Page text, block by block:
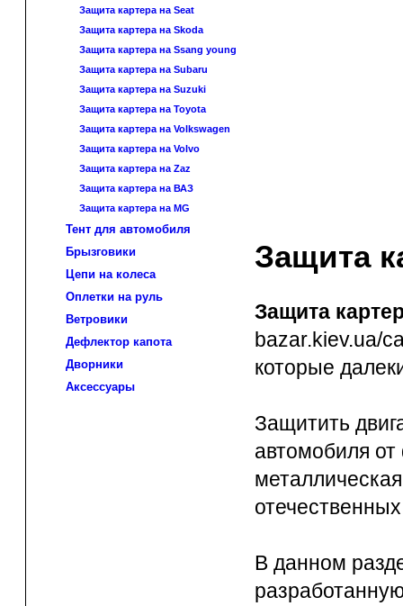
Защита картера на Seat
Защита картера на Skoda
Защита картера на Ssang young
Защита картера на Subaru
Защита картера на Suzuki
Защита картера на Toyota
Защита картера на Volkswagen
Защита картера на Volvo
Защита картера на Zaz
Защита картера на ВАЗ
Защита картера на MG
Тент для автомобиля
Брызговики
Цепи на колеса
Оплетки на руль
Ветровики
Дефлектор капота
Дворники
Аксессуары
Защита
Защита
bazar.kiev.ua/
которые
Защитить
автомобиля
В данном